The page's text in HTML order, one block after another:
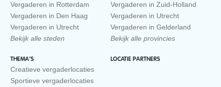
Vergaderen in Rotterdam
Vergaderen in Den Haag
Vergaderen in Utrecht
Bekijk alle steden
Vergaderen in Zuid-Holland
Vergaderen in Utrecht
Vergaderen in Gelderland
Bekijk alle provincies
THEMA’S
Creatieve vergaderlocaties
Sportieve vergaderlocaties
LOCATIE PARTNERS